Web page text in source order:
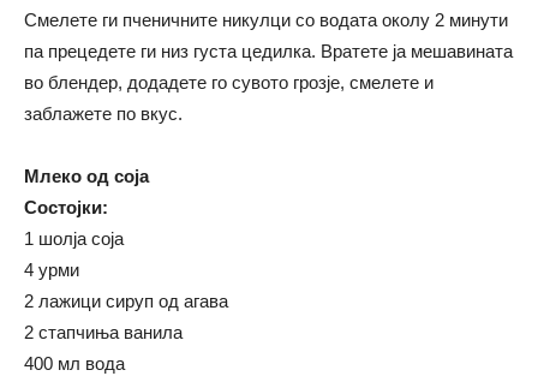
Смелете ги пченичните никулци со водата околу 2 минути
па прецедете ги низ густа цедилка. Вратете ја мешавината
во блендер, додадете го сувото грозје, смелете и
заблажете по вкус.
Млеко од соја
Состојки:
1 шолја соја
4 урми
2 лажици сируп од агава
2 стапчиња ванила
400 мл вода